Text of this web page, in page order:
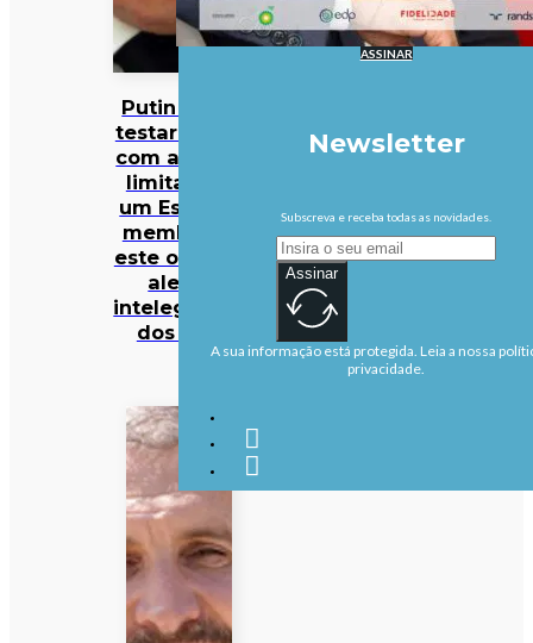
Putin pode
testar NATO
com ataque
limitado a
um Estado-
membro já
este outono,
alerta
intelegência
dos EUA
ASSINAR
Newsletter
Subscreva e receba todas as novidades.
Assinar
A sua informação está protegida. Leia a nossa
privacidade.